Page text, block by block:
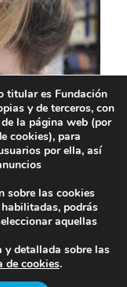
titular es Fundación
y de terceros, con
la página web (por
cookies), para
por ella, así
sobre las cookies
podrás
aquellas
y detallada sobre las
de cookies.